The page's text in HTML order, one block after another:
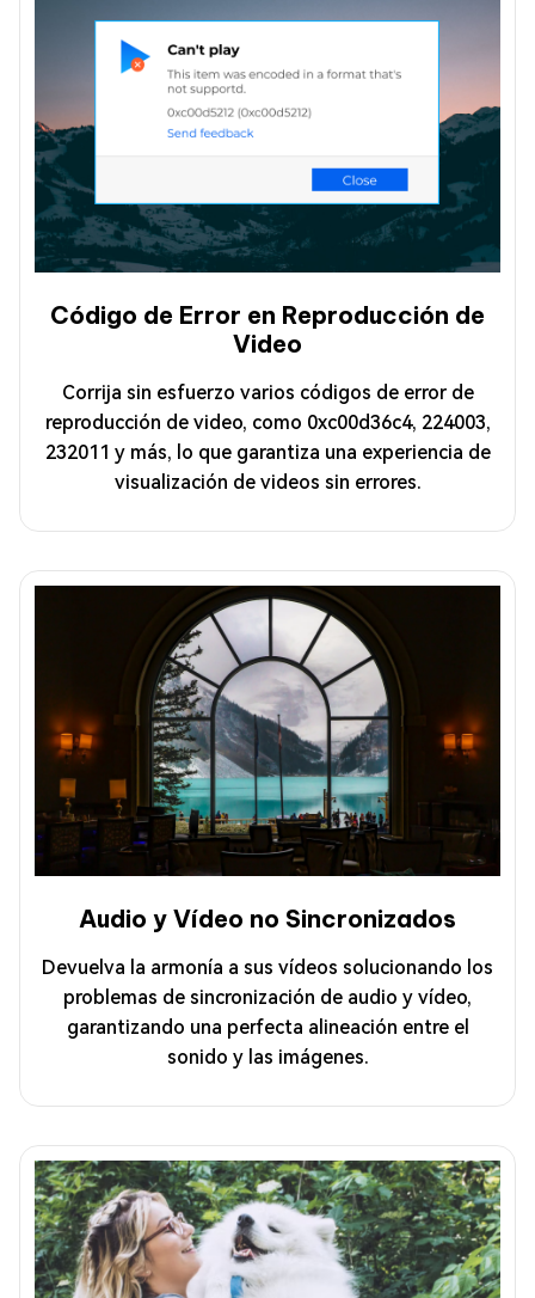
Código de Error en Reproducción de
Video
Corrija sin esfuerzo varios códigos de error de
reproducción de video, como 0xc00d36c4, 224003,
232011 y más, lo que garantiza una experiencia de
visualización de videos sin errores.
Audio y Vídeo no Sincronizados
Devuelva la armonía a sus vídeos solucionando los
problemas de sincronización de audio y vídeo,
garantizando una perfecta alineación entre el
sonido y las imágenes.